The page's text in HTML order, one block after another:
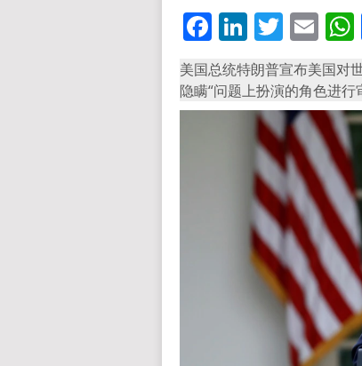
Facebook
LinkedIn
美国总统特朗普宣布美国对
隐瞒“问题上扮演的角色进行